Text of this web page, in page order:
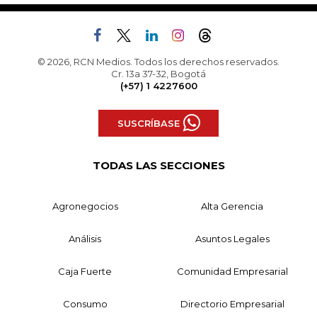
© 2026, RCN Medios. Todos los derechos reservados.
Cr. 13a 37-32, Bogotá
(+57) 1 4227600
SUSCRÍBASE
TODAS LAS SECCIONES
Agronegocios Alta Gerencia
Análisis Asuntos Legales
Caja Fuerte Comunidad Empresarial
Consumo Directorio Empresarial